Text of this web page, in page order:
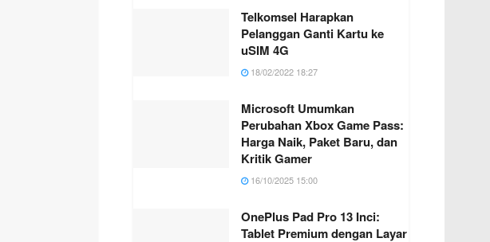
Telkomsel Harapkan
Pelanggan Ganti Kartu ke
uSIM 4G
18/02/2022 18:27
Microsoft Umumkan
Perubahan Xbox Game Pass:
Harga Naik, Paket Baru, dan
Kritik Gamer
16/10/2025 15:00
OnePlus Pad Pro 13 Inci:
Tablet Premium dengan Layar